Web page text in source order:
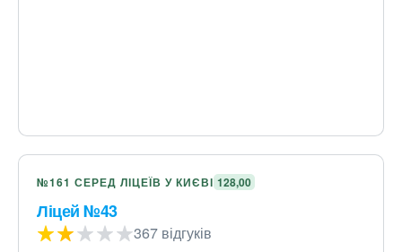
№161 СЕРЕД ЛІЦЕЇВ У КИЄВІ 128,00
Ліцей №43
367 відгуків